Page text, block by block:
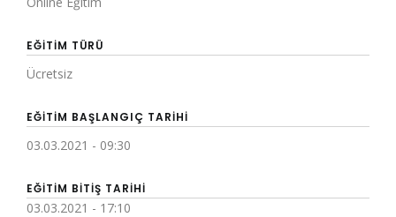
EĞITIM TÜRÜ
Ücretsiz
EĞITIM BAŞLANGIÇ TARIHI
03.03.2021 - 09:30
EĞITIM BITIŞ TARIHI
03.03.2021 - 17:10